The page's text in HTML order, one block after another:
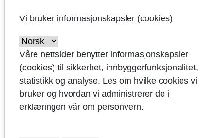
økonomiplanen
Hovedtall
Bevilgningsoversikt
drift
Budsjettskjema
Vi bruker informasjonskapsler (cookies)
Våre nettsider benytter informasjonskapsler
(cookies) til sikkerhet, innbyggerfunksjonalitet,
statistikk og analyse. Les om hvilke cookies vi
bruker og hvordan vi administrerer de i
erklæringen vår om personvern.